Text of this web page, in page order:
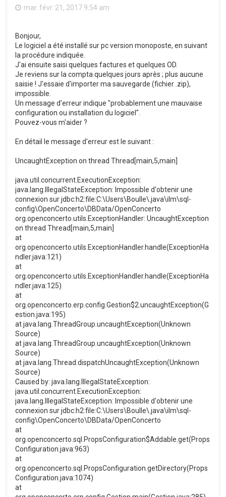
mar. févr. 21, 2017 9:54 am
Bonjour,
Le logiciel a été installé sur pc version monoposte, en suivant
la procédure indiquée.
J'ai ensuite saisi quelques factures et quelques OD.
Je reviens sur la compta quelques jours après ; plus aucune
saisie ! J'essaie d'importer ma sauvegarde (fichier .zip),
impossible.
Un message d'erreur indique "probablement une mauvaise
configuration ou installation du logiciel".
Pouvez-vous m'aider ?
En détail le message d'erreur est le suivant :
UncaughtException on thread Thread[main,5,main]
java.util.concurrent.ExecutionException:
java.lang.IllegalStateException: Impossible d'obtenir une
connexion sur jdbc:h2:file:C:\Users\Boulle\.java\ilm\sql-
config\OpenConcerto\DBData/OpenConcerto
org.openconcerto.utils.ExceptionHandler: UncaughtException
on thread Thread[main,5,main]
at
org.openconcerto.utils.ExceptionHandler.handle(ExceptionHa
ndler.java:121)
at
org.openconcerto.utils.ExceptionHandler.handle(ExceptionHa
ndler.java:125)
at
org.openconcerto.erp.config.Gestion$2.uncaughtException(G
estion.java:195)
at java.lang.ThreadGroup.uncaughtException(Unknown
Source)
at java.lang.ThreadGroup.uncaughtException(Unknown
Source)
at java.lang.Thread.dispatchUncaughtException(Unknown
Source)
Caused by: java.lang.IllegalStateException:
java.util.concurrent.ExecutionException:
java.lang.IllegalStateException: Impossible d'obtenir une
connexion sur jdbc:h2:file:C:\Users\Boulle\.java\ilm\sql-
config\OpenConcerto\DBData/OpenConcerto
at
org.openconcerto.sql.PropsConfiguration$Addable.get(Props
Configuration.java:963)
at
org.openconcerto.sql.PropsConfiguration.getDirectory(Props
Configuration.java:1074)
at